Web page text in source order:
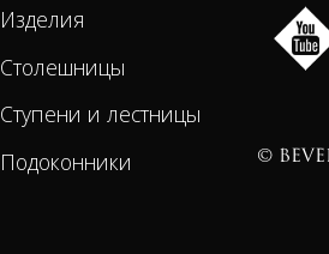
Изделия
Столешницы
Ступени и лестницы
Подоконники
©